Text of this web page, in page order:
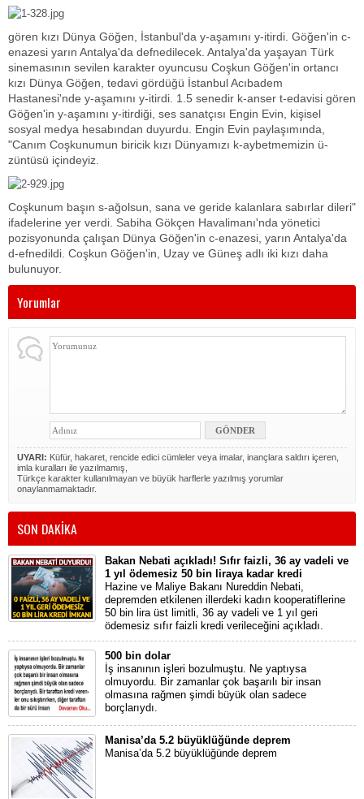
gören kızı Dünya Göğen, İstanbul'da y-aşamını y-itirdi. Göğen'in c-
enazesi yarın Antalya'da defnedilecek. Antalya'da yaşayan Türk
sinemasının sevilen karakter oyuncusu Coşkun Göğen'in ortancı
kızı Dünya Göğen, tedavi gördüğü İstanbul Acıbadem
Hastanesi'nde y-aşamını y-itirdi. 1.5 senedir k-anser t-edavisi gören
Göğen'in y-aşamını y-itirdiği, ses sanatçısı Engin Evin, kişisel
sosyal medya hesabından duyurdu. Engin Evin paylaşımında,
"Canım Coşkunumun biricik kızı Dünyamızı k-aybetmemizin ü-
züntüsü içindeyiz.
Coşkunum başın s-ağolsun, sana ve geride kalanlara sabırlar dileri"
ifadelerine yer verdi. Sabiha Gökçen Havalimanı'nda yönetici
pozisyonunda çalışan Dünya Göğen'in c-enazesi, yarın Antalya'da
d-efnedildi. Coşkun Göğen'in, Uzay ve Güneş adlı iki kızı daha
bulunuyor.
Yorumlar
UYARI: Küfür, hakaret, rencide edici cümleler veya imalar, inançlara saldırı içeren,
imla kuralları ile yazılmamış,
Türkçe karakter kullanılmayan ve büyük harflerle yazılmış yorumlar
onaylanmamaktadır.
SON DAKİKA
Bakan Nebati açıkladı! Sıfır faizli, 36 ay vadeli ve
1 yıl ödemesiz 50 bin liraya kadar kredi
Hazine ve Maliye Bakanı Nureddin Nebati,
depremden etkilenen illerdeki kadın kooperatiflerine
50 bin lira üst limitli, 36 ay vadeli ve 1 yıl geri
ödemesiz sıfır faizli kredi verileceğini açıkladı.
500 bin dolar
İş insanının işleri bozulmuştu. Ne yaptıysa
olmuyordu. Bir zamanlar çok başarılı bir insan
olmasına rağmen şimdi büyük olan sadece
borçlarıydı.
Manisa’da 5.2 büyüklüğünde deprem
Manisa’da 5.2 büyüklüğünde deprem